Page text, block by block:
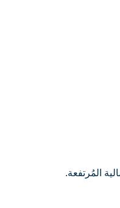
المُرتفعة.